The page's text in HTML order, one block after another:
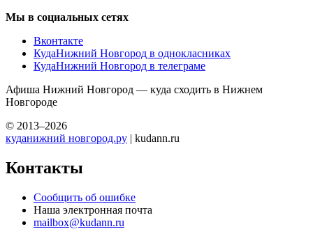
Мы в социальных сетях
Вконтакте
КудаНижний Новгород в однокласниках
КудаНижний Новгород в телеграме
Афиша Нижний Новгород — куда сходить в Нижнем
Новгороде
© 2013–2026
куданижний новгород.ру | kudann.ru
Контакты
Сообщить об ошибке
Наша электронная почта
mailbox@kudann.ru